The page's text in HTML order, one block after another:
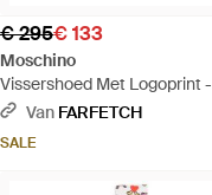
€ 295€ 133
Moschino
Vissershoed Met Logoprint -
Blauw
Van FARFETCH
SALE